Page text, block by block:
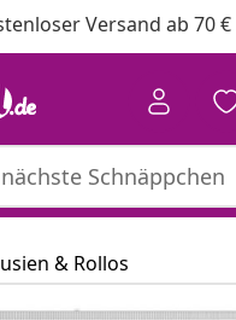
Versand ab 70 €
& Rollos